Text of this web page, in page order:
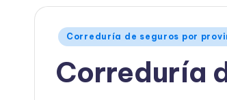
Publicado
Correduría de seguros por
Correduría